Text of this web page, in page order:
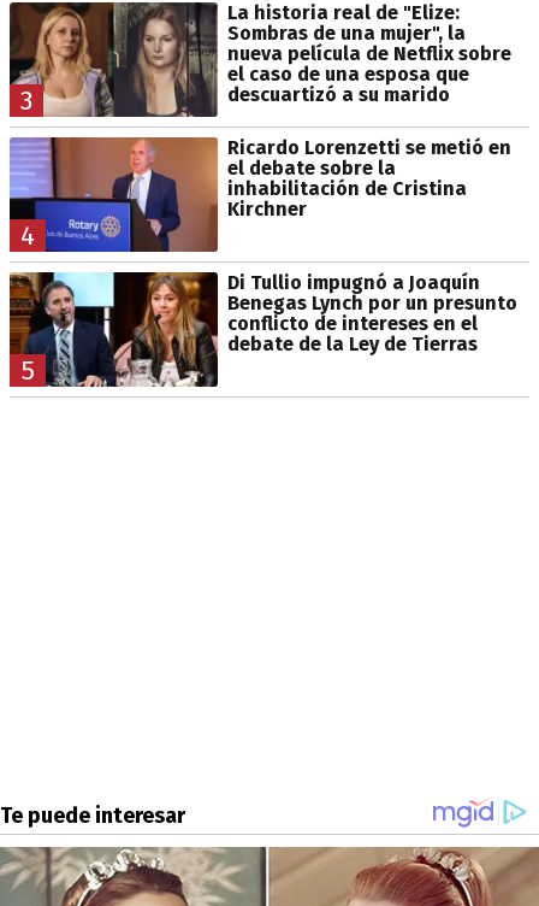
3
La historia real de "Elize:
Sombras de una mujer", la
nueva película de Netflix sobre
el caso de una esposa que
descuartizó a su marido
4
Ricardo Lorenzetti se metió en
el debate sobre la
inhabilitación de Cristina
Kirchner
5
Di Tullio impugnó a Joaquín
Benegas Lynch por un presunto
conflicto de intereses en el
debate de la Ley de Tierras